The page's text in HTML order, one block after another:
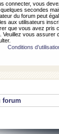
connecter, vous
secondes
du forum peut
aux utilisateurs
que vous avez pris
Veuillez vous
Conditions
forum